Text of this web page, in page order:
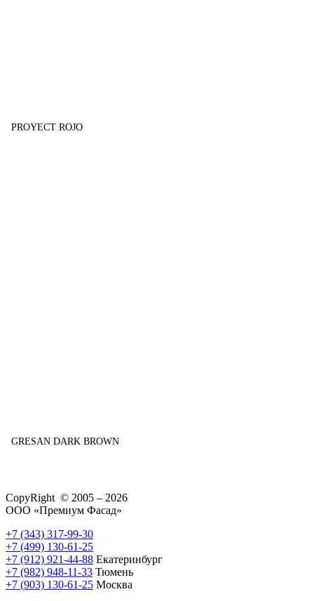
PROYECT ROJO
GRESAN DARK BROWN
CopyRight © 2005 – 2026
ООО «Премиум Фасад»
+7 (343) 317-99-30
+7 (499) 130-61-25
+7 (912) 921-44-88 Екатеринбург
+7 (982) 948-11-33 Тюмень
+7 (903) 130-61-25 Москва